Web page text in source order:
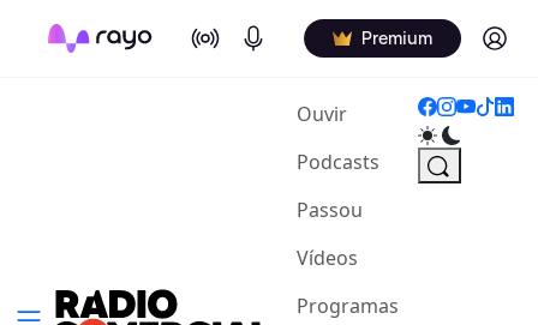
On Air Podcasts Premium Log in
Ouvir(current)
Podcasts
Passou
Vídeos
Programas